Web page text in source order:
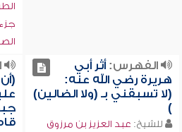
الفهرس:أثر أبي
هريرة رضي الله عنه:
(لا تسبقني بـ (ولا الضالين)
)
للشيخ: عبد العزيز بن مرزوق